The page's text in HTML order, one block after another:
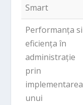
Smart
Performanța si
eficiența în
administrație
prin
implementarea
unui